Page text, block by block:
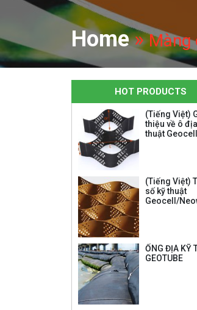
Home»Màng
HOT PRODUCTS
(Tiếng Việt)
thiệu về ô
thuật Geocell
(Tiếng Việt)
số kỹ thuật
Geocell/
ỐNG ĐỊA KỸ
GEOTUBE